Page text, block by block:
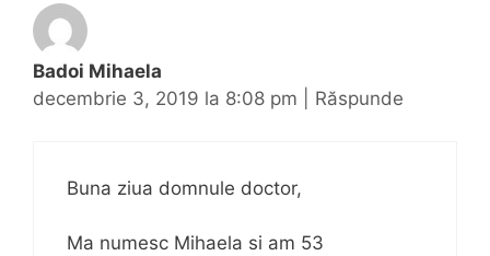
i
c
o
l
Badoi Mihaela
decembrie 3, 2019 la 8:08 pm
Răspunde
Buna ziua domnule doctor,
Ma numesc Mihaela si am 53